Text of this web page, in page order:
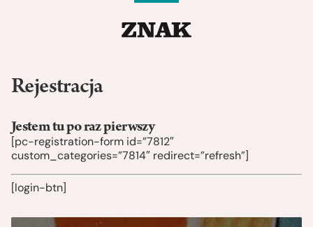
Rejestracja
Jestem tu po raz pierwszy
[pc-registration-form id=”7812″
custom_categories=”7814″ redirect=”refresh”]
[login-btn]